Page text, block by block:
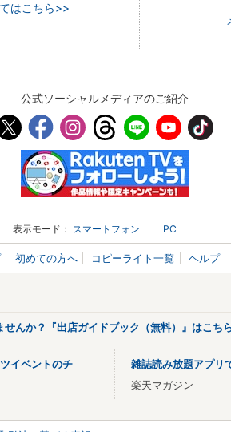
はこちら>>
公式ソーシャルメディアのご紹介
表示モード： スマートフォン PC
初めての方へ コピーライト一覧 ヘルプ
せんか？『出店ガイドブック（無料）』はこち
イベントのチ
雑誌読み放題アプリ
楽天マガジン